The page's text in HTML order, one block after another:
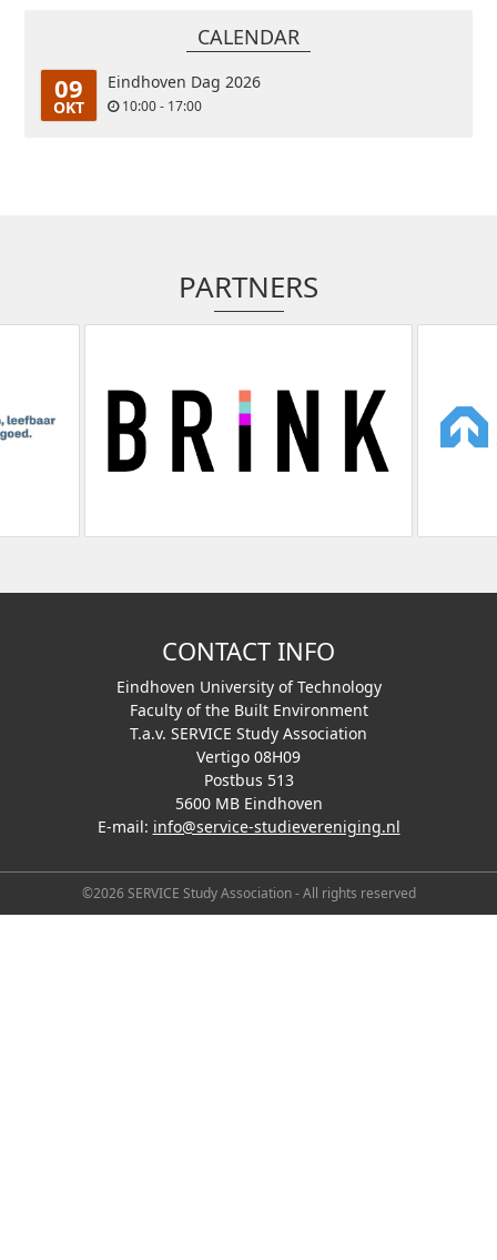
CALENDAR
09
OKT
Eindhoven Dag 2026
10:00 - 17:00
PARTNERS
CONTACT INFO
Eindhoven University of Technology
Faculty of the Built Environment
T.a.v. SERVICE Study Association
Vertigo 08H09
Postbus 513
5600 MB Eindhoven
E-mail: info@service-studievereniging.nl
©2026 SERVICE Study Association - All rights reserved